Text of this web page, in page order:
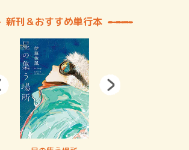
新刊＆おすすめ単行本